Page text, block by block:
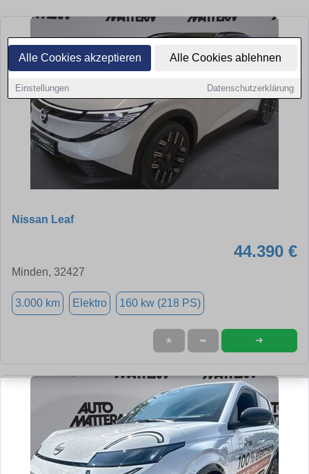
Alle Cookies akzeptieren Alle Cookies ablehnen
Einstellungen Datenschutzerklärung
Nissan Leaf
44.390 €
Minden, 32427
3.000 km Elektro 160 kw (218 PS)
★ ➦ ➜